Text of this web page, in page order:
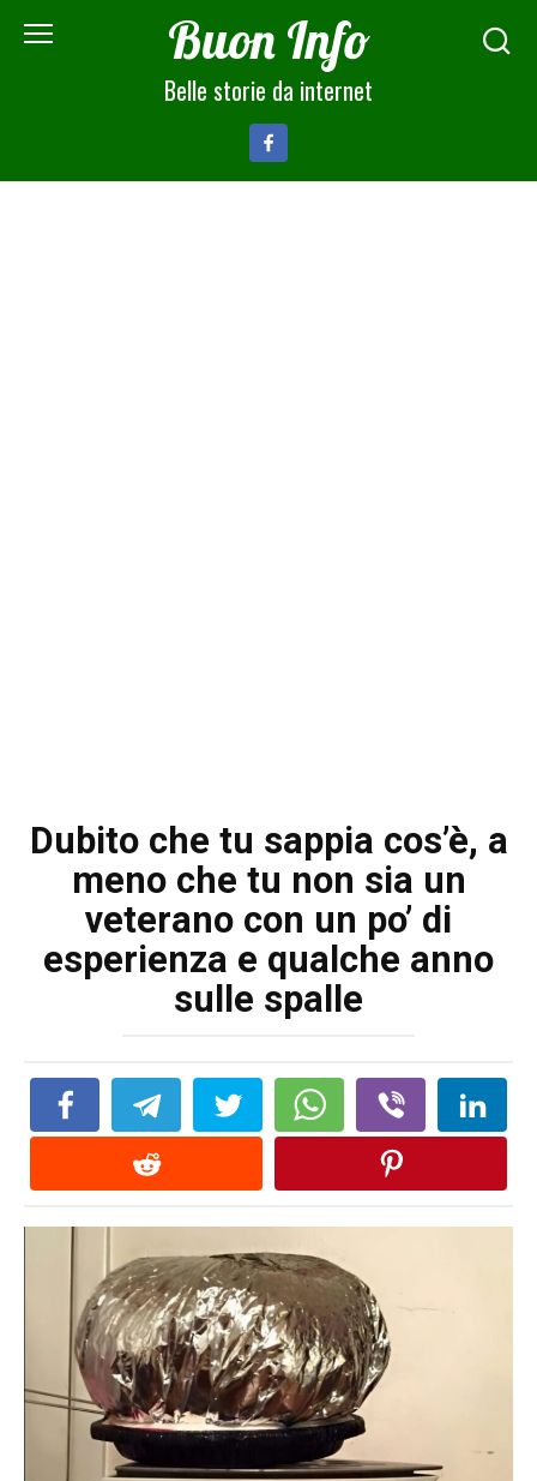
Buon Info
Belle storie da internet
Dubito che tu sappia cos’è, a
meno che tu non sia un
veterano con un po’ di
esperienza e qualche anno
sulle spalle